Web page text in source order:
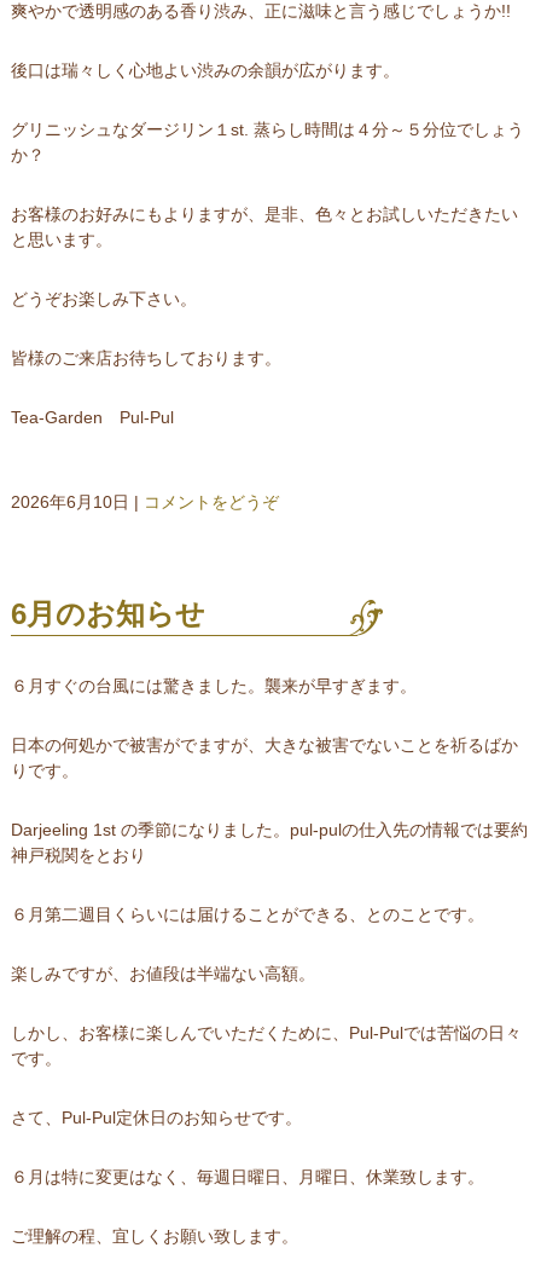
爽やかで透明感のある香り渋み、正に滋味と言う感じでしょうか!!
後口は瑞々しく心地よい渋みの余韻が広がります。
グリニッシュなダージリン１st. 蒸らし時間は４分～５分位でしょう
か？
お客様のお好みにもよりますが、是非、色々とお試しいただきたい
と思います。
どうぞお楽しみ下さい。
皆様のご来店お待ちしております。
Tea-Garden Pul-Pul
2026年6月10日 | コメントをどうぞ
6月のお知らせ
６月すぐの台風には驚きました。襲来が早すぎます。
日本の何処かで被害がでますが、大きな被害でないことを祈るばか
りです。
Darjeeling 1st の季節になりました。pul-pulの仕入先の情報では要約
神戸税関をとおり
６月第二週目くらいには届けることができる、とのことです。
楽しみですが、お値段は半端ない高額。
しかし、お客様に楽しんでいただくために、Pul-Pulでは苦悩の日々
です。
さて、Pul-Pul定休日のお知らせです。
６月は特に変更はなく、毎週日曜日、月曜日、休業致します。
ご理解の程、宜しくお願い致します。